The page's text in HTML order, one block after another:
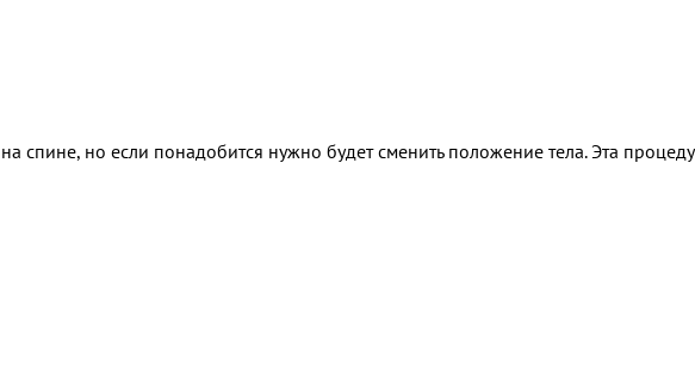
но если понадобится нужно будет сменить положение тела. Эта